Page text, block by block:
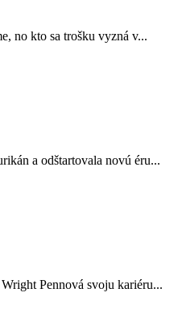
no kto sa trošku vyzná v...
a odštartovala novú éru...
Pennová svoju kariéru...